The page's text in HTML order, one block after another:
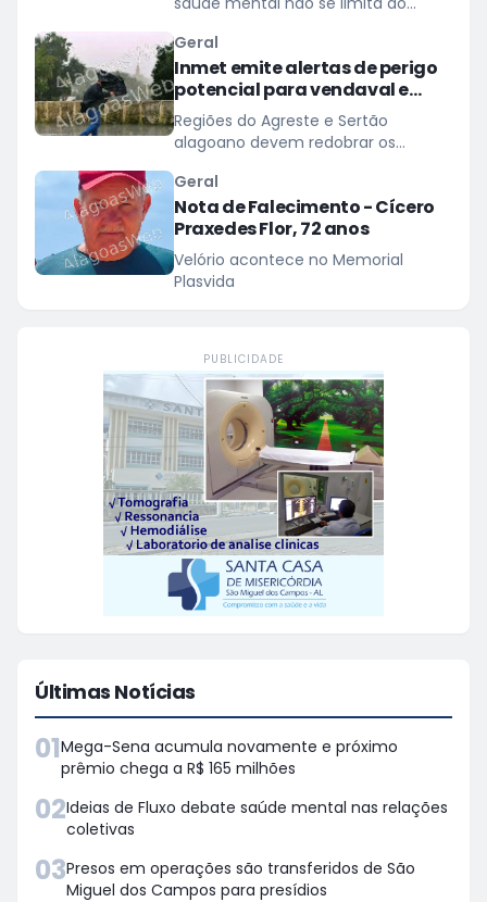
Geral
Inmet emite alertas de perigo
potencial para vendaval e
baixa umidade em Alagoas
Regiões do Agreste e Sertão
alagoano devem redobrar os
km/h
Geral
Nota de Falecimento - Cícero
Praxedes Flor, 72 anos
Velório acontece no Memorial
Plasvida
PUBLICIDADE
Últimas Notícias
01Mega-Sena acumula novamente e próximo
prêmio chega a R$ 165 milhões
02Ideias de Fluxo debate saúde mental nas relações
coletivas
03Presos em operações são transferidos de São
Miguel dos Campos para presídios